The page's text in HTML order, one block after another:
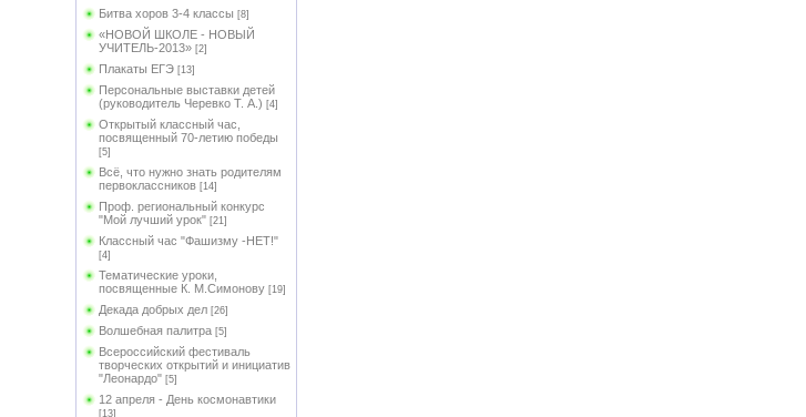
Битва хоров 3-4 классы [8]
«НОВОЙ ШКОЛЕ - НОВЫЙ
УЧИТЕЛЬ-2013» [2]
Плакаты ЕГЭ [13]
Персональные выставки детей
(руководитель Черевко Т. А.) [4]
Открытый классный час,
посвященный 70-летию победы
[5]
Всё, что нужно знать родителям
первоклассников [14]
Проф. региональный конкурс
"Мой лучший урок" [21]
Классный час "Фашизму -НЕТ!"
[4]
Тематические уроки,
посвященные К. М.Симонову [19]
Декада добрых дел [26]
Волшебная палитра [5]
Всероссийский фестиваль
творческих открытий и инициатив
"Леонардо" [5]
12 апреля - День космонавтики
[13]